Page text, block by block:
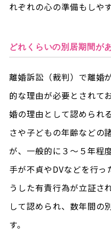
れぞれの心の準備もしや
どれくらいの別居期間が
離婚訴訟（裁判）で離婚
的な理由が必要とされて
婚の理由として認められ
さや子どもの年齢などの
が、一般的に３～５年程
手が不貞やDVなどを行
うした有責行為が立証さ
して認められ、数年間の
す。